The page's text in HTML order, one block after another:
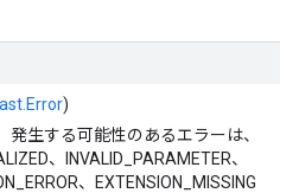
)
生する可能性のあるエラーは、
、INVALID_PARAMETER、
、EXTENSION_MISSING